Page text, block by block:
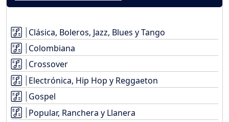
Clásica, Boleros, Jazz, Blues y Tango
Colombiana
Crossover
Electrónica, Hip Hop y Reggaeton
Gospel
Popular, Ranchera y Llanera